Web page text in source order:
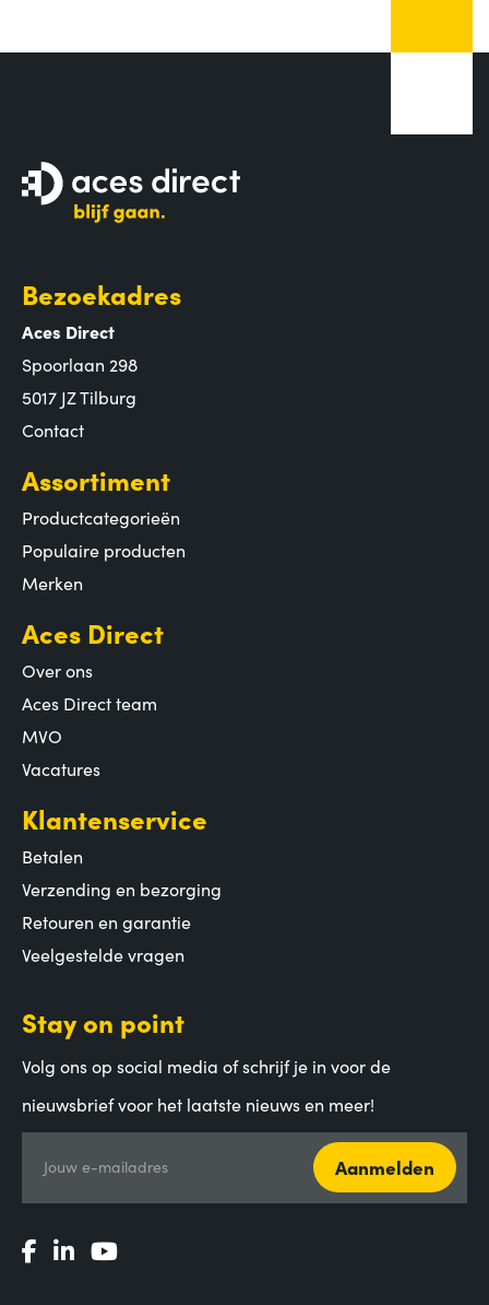
Bezoekadres
Aces Direct
Spoorlaan 298
5017 JZ Tilburg
Contact
Assortiment
Productcategorieën
Populaire producten
Merken
Aces Direct
Over ons
Aces Direct team
MVO
Vacatures
Klantenservice
Betalen
Verzending en bezorging
Retouren en garantie
Veelgestelde vragen
Stay on point
Volg ons op social media of schrijf je in voor de
nieuwsbrief voor het laatste nieuws en meer!
Jouw e-mailadres Aanmelden